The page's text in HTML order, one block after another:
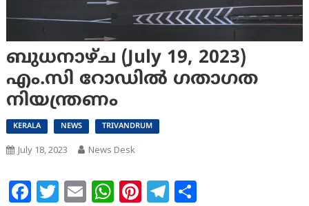
ബുധനാഴ്ച (July 19, 2023)
എം.സി റോഡിൽ ഗതാഗത
നിയന്ത്രണം
KERALA NEWS TRIVANDRUM
July 18, 2023 News Desk
Facebook
Twitter
EmailWhatsApp
Pinterest
Telegram
Share